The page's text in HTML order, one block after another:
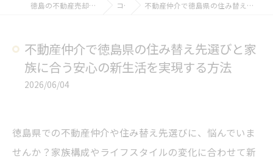
徳島の不動産売却なら有限会社中村ハウジング コラム 不動産仲介で徳島県の住み替え先選びと家族に合う安心の新生活を実現する方法
不動産仲介で徳島県の住み替え先選びと家
族に合う安心の新生活を実現する方法
2026/06/04
徳島県での不動産仲介や住み替え先選びに、悩んでいま
せんか？家族構成やライフスタイルの変化に合わせて新